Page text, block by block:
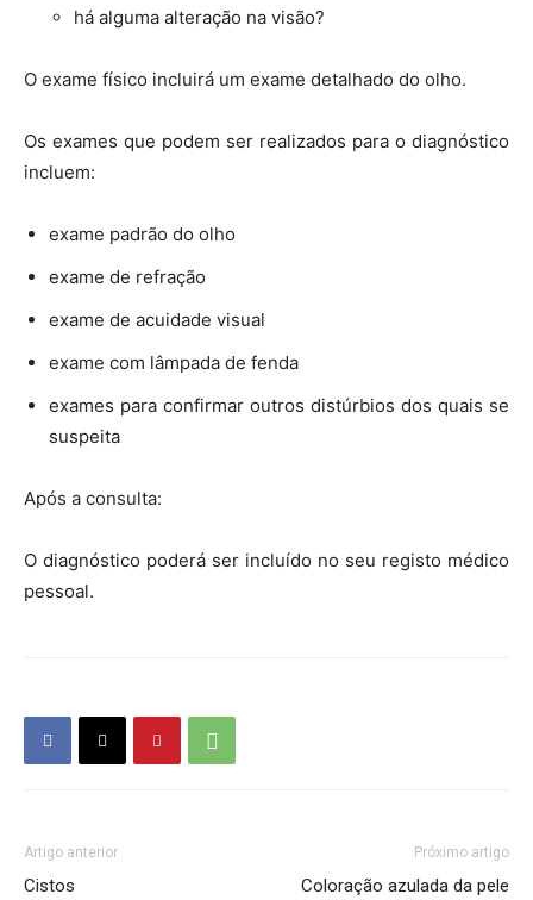
há alguma alteração na visão?
O exame físico incluirá um exame detalhado do olho.
Os exames que podem ser realizados para o diagnóstico
incluem:
exame padrão do olho
exame de refração
exame de acuidade visual
exame com lâmpada de fenda
exames para confirmar outros distúrbios dos quais se
suspeita
Após a consulta:
O diagnóstico poderá ser incluído no seu registo médico
pessoal.
Artigo anterior
Cistos
Próximo artigo
Coloração azulada da pele